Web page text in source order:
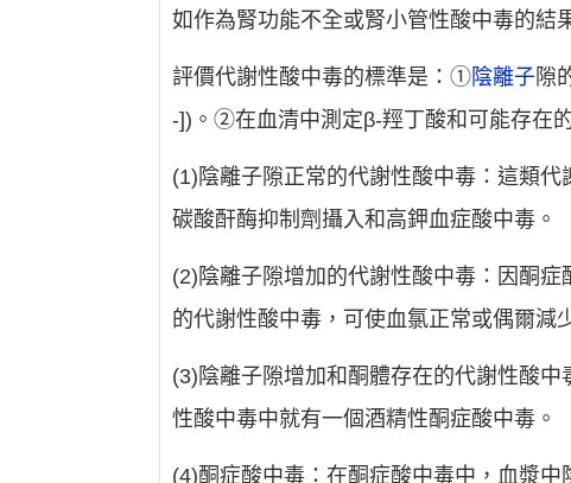
如作為腎功能不全或腎小管性酸中毒的結
評價代謝性酸中毒的標準是：①陰離子隙
-])。②在血清中測定β-羥丁酸和可能存在
(1)陰離子隙正常的代謝性酸中毒：這類
碳酸酐酶抑制劑攝入和高鉀血症酸中毒。
(2)陰離子隙增加的代謝性酸中毒：因酮
的代謝性酸中毒，可使血氯正常或偶爾減
(3)陰離子隙增加和酮體存在的代謝性酸
性酸中毒中就有一個酒精性酮症酸中毒。
(4)酮症酸中毒：在酮症酸中毒中，血漿